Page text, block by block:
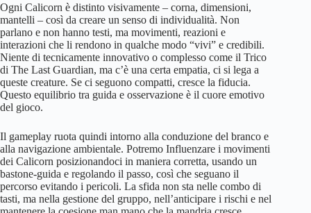
Ogni Calicorn è distinto visivamente – corna, dimensioni,
mantelli – così da creare un senso di individualità. Non
parlano e non hanno testi, ma movimenti, reazioni e
interazioni che li rendono in qualche modo “vivi” e credibili.
Niente di tecnicamente innovativo o complesso come il Trico
di The Last Guardian, ma c’è una certa empatia, ci si lega a
queste creature. Se ci seguono compatti, cresce la fiducia.
Questo equilibrio tra guida e osservazione è il cuore emotivo
del gioco.
Il gameplay ruota quindi intorno alla conduzione del branco e
alla navigazione ambientale. Potremo Influenzare i movimenti
dei Calicorn posizionandoci in maniera corretta, usando un
bastone-guida e regolando il passo, così che seguano il
percorso evitando i pericoli. La sfida non sta nelle combo di
tasti, ma nella gestione del gruppo, nell’anticipare i rischi e nel